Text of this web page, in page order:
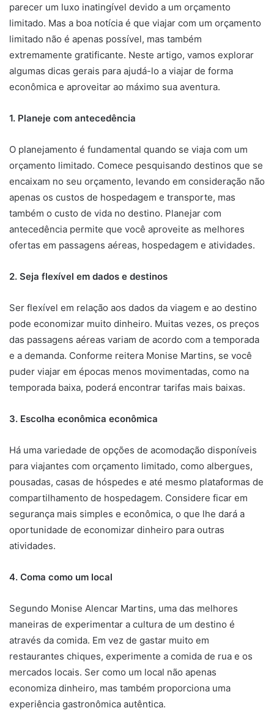
parecer um luxo inatingível devido a um orçamento
limitado. Mas a boa notícia é que viajar com um orçamento
limitado não é apenas possível, mas também
extremamente gratificante. Neste artigo, vamos explorar
algumas dicas gerais para ajudá-lo a viajar de forma
econômica e aproveitar ao máximo sua aventura.
1. Planeje com antecedência
O planejamento é fundamental quando se viaja com um
orçamento limitado. Comece pesquisando destinos que se
encaixam no seu orçamento, levando em consideração não
apenas os custos de hospedagem e transporte, mas
também o custo de vida no destino. Planejar com
antecedência permite que você aproveite as melhores
ofertas em passagens aéreas, hospedagem e atividades.
2. Seja flexível em dados e destinos
Ser flexível em relação aos dados da viagem e ao destino
pode economizar muito dinheiro. Muitas vezes, os preços
das passagens aéreas variam de acordo com a temporada
e a demanda. Conforme reitera Monise Martins, se você
puder viajar em épocas menos movimentadas, como na
temporada baixa, poderá encontrar tarifas mais baixas.
3. Escolha econômica econômica
Há uma variedade de opções de acomodação disponíveis
para viajantes com orçamento limitado, como albergues,
pousadas, casas de hóspedes e até mesmo plataformas de
compartilhamento de hospedagem. Considere ficar em
segurança mais simples e econômica, o que lhe dará a
oportunidade de economizar dinheiro para outras
atividades.
4. Coma como um local
Segundo Monise Alencar Martins, uma das melhores
maneiras de experimentar a cultura de um destino é
através da comida. Em vez de gastar muito em
restaurantes chiques, experimente a comida de rua e os
mercados locais. Ser como um local não apenas
economiza dinheiro, mas também proporciona uma
experiência gastronômica autêntica.